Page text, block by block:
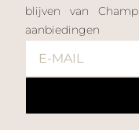
blijven van
aanbiedingen